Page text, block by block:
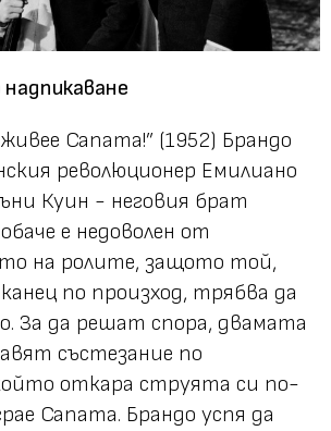
Сапата!” (1952) Брандо
революционер Емилиано
Куин - неговия брат
е недоволен от
на ролите, защото той,
по произход, трябва да
За да решат спора, двамата
състезание по
откара струята си по-
Сапата. Брандо успя да